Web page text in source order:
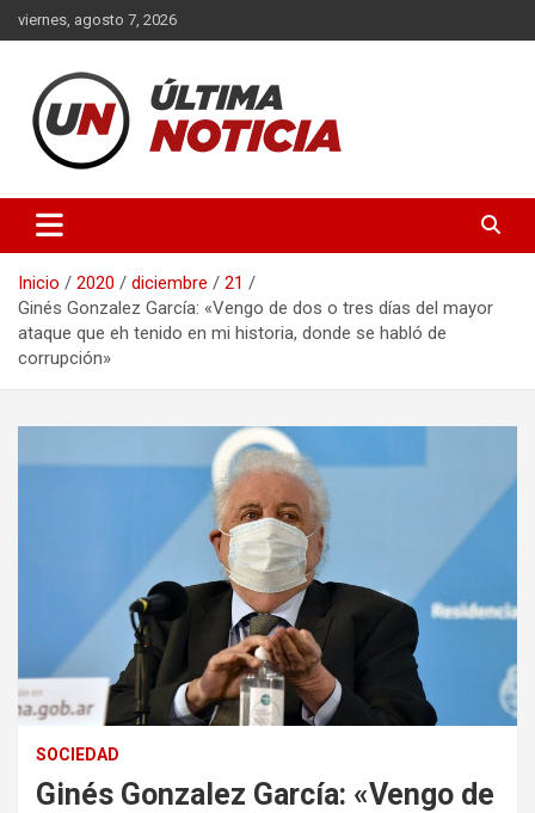
Saltar
al
viernes, agosto 7, 2026
Ultima Noticia BA
La Matanza en nuestro portal de noticias. Mantente informado
sobre política, economía, sociedad y mucho más.
Inicio
2020 diciembre
21
Ginés Gonzalez García: «Vengo de dos o tres días del mayor
ataque que eh tenido en mi historia, donde se habló de
corrupción»
SOCIEDAD
Ginés Gonzalez García: «Vengo de